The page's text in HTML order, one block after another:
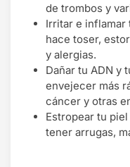
de trombos y
Irritar e inflamar
hace toser,
y alergias.
Dañar tu ADN y
envejecer más
cáncer y otras
Estropear tu
tener arrugas,